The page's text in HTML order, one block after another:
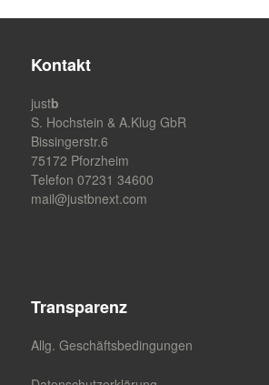
Kontakt
justb
S. Hochstein & A.Klug GbR
Bissingerstr.6
75172 Pforzheim
Telefon 07231 34600
mail@justbnext.com
Transparenz
Allg. Geschäftsbedingungen